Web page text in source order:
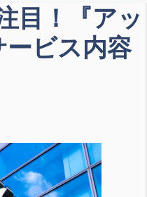
目！『アッ
ビス内容